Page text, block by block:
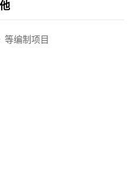
等编制项目